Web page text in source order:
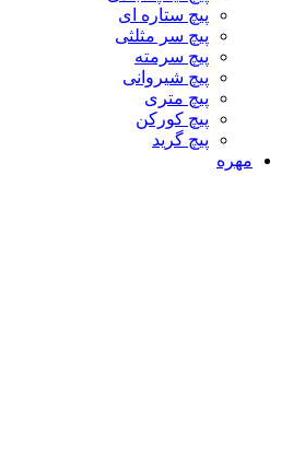
پیچ ستاره ای
پیچ سر مثلثی
پیچ سرمته
پیچ شیروانی
پیچ متری
پیچ کورکن
پیچ گرید
مهره